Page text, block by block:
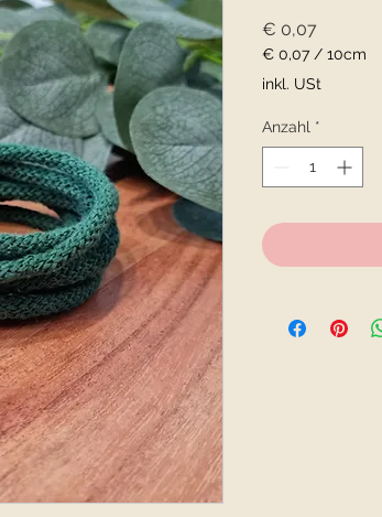
€ 0,07
€ 0,07 / 10cm
€ 0,07
10
Zentimeter
inkl. USt
Anzahl *